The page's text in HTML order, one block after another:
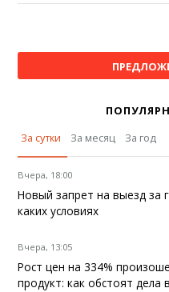
За сутки
За месяц За год
Вчера, 18:00
Новый запрет на выезд за
каких условиях
Вчера, 13:05
Рост цен на 334%
продукт: как обстоят дела